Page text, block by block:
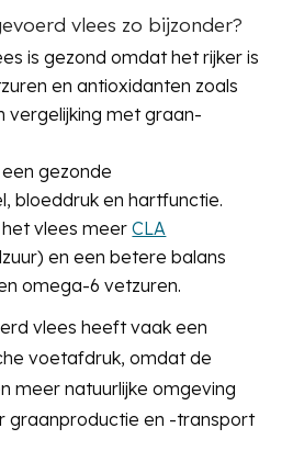
vlees zo bijzonder?
isgezondomdat het rijker is
en antioxidanten zoals
vergelijking met graan-
gezonde
bloeddruk en hartfunctie.
vlees meerCLA
en een betere balans
omega-6 vetzuren.
vlees heeft vaak een
voetafdruk, omdat de
meer natuurlijke omgeving
graanproductie en -transport